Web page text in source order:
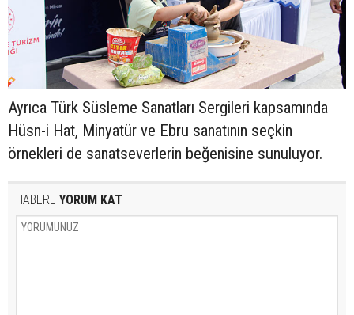
Ayrıca Türk Süsleme Sanatları Sergileri kapsamında
Hüsn-i Hat, Minyatür ve Ebru sanatının seçkin
örnekleri de sanatseverlerin beğenisine sunuluyor.
HABERE YORUM KAT